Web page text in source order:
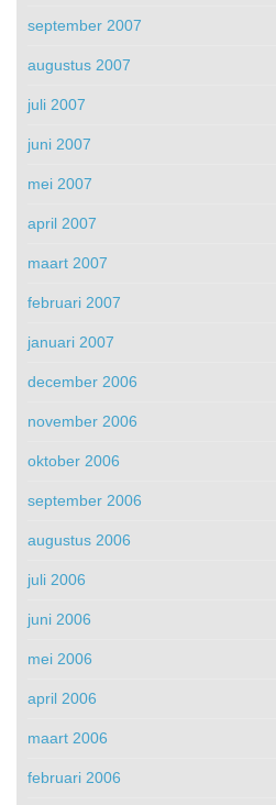
september 2007
augustus 2007
juli 2007
juni 2007
mei 2007
april 2007
maart 2007
februari 2007
januari 2007
december 2006
november 2006
oktober 2006
september 2006
augustus 2006
juli 2006
juni 2006
mei 2006
april 2006
maart 2006
februari 2006